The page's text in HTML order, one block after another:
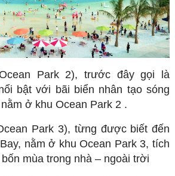
Park 2), trước đây gọi là
bật với bãi biển nhân tạo sóng
ở khu Ocean Park 2 .
Park 3), từng được biết đến
nằm ở khu Ocean Park 3, tích
mùa trong nhà – ngoài trời